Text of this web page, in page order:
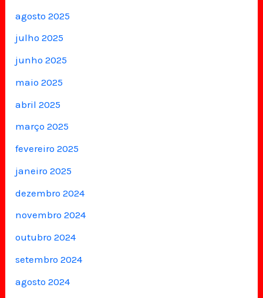
agosto 2025
julho 2025
junho 2025
maio 2025
abril 2025
março 2025
fevereiro 2025
janeiro 2025
dezembro 2024
novembro 2024
outubro 2024
setembro 2024
agosto 2024